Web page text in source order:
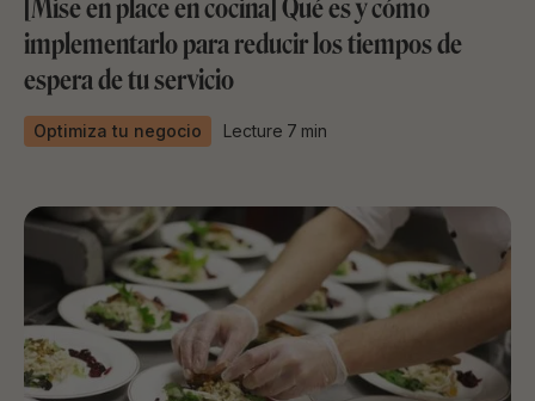
[Mise en place en cocina] Qué es y cómo
implementarlo para reducir los tiempos de
espera de tu servicio
Optimiza tu negocio Lecture 7 min